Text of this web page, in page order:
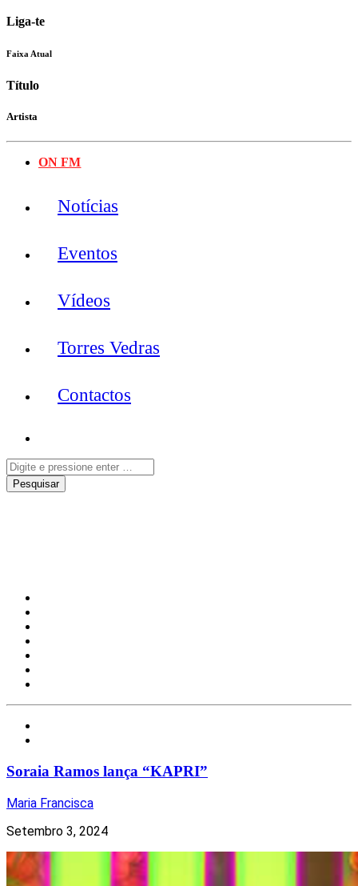
Liga-te
Faixa Atual
Título
Artista
ON FM
Notícias
Eventos
Vídeos
Torres Vedras
Contactos
Soraia Ramos lança “KAPRI”
Maria Francisca
Setembro 3, 2024